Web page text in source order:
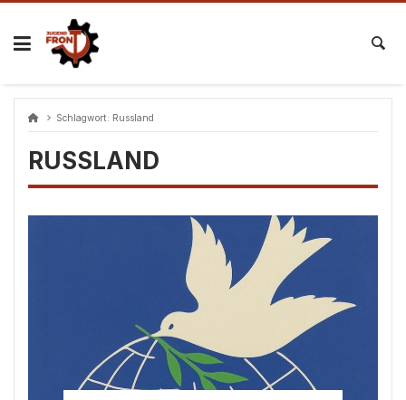
Skip
content
Schlagwort: Russland
RUSSLAND